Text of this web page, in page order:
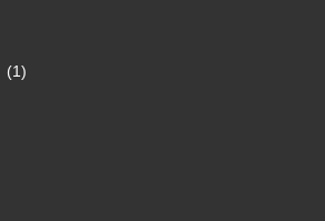
(1)